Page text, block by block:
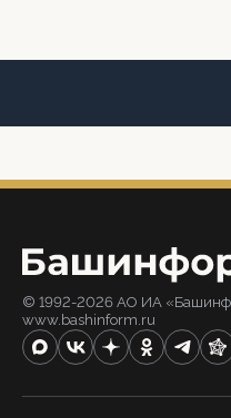
© 1992-2026 АО ИА
www.bashinform.ru